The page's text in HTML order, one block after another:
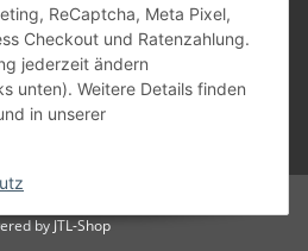
ReCaptcha, Meta Pixel,
Checkout und Ratenzahlung.
jederzeit ändern
unten). Weitere Details finden
in unserer
zzgl.
by JTL-Shop